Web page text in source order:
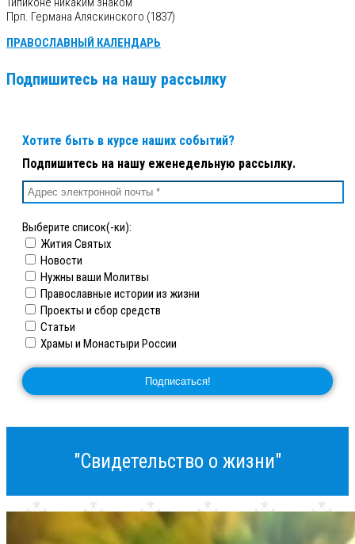
Прп. Германа Аляскинского (1837)
ПРАВОСЛАВНЫЙ КАЛЕНДАРЬ
Подпишитесь на нашу рассылку
Хотите быть в курсе наших событий?
Подпишитесь на нашу еженедельную рассылку.
Выберите список(-ки):
Жития Святых
Новости
Нужны ваши Молитвы
Православные истории из жизни
Проекты и сбор средств
Статьи
Храмы и Монастыри России
"Свидетельство о жизни"